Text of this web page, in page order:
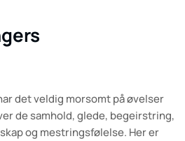
det veldig morsomt på øvelser
de samhold, glede, begeirstring,
og mestringsfølelse. Her er